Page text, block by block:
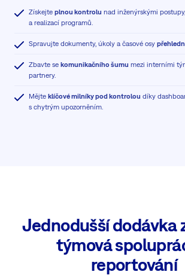
Získejte plnou kontrolu nad inženýrskými
a realizací programů.
Spravujte dokumenty, úkoly a časové osy
Zbavte se komunikačního šumu mezi interními
partnery.
Mějte klíčové milníky pod kontrolou díky
s chytrým upozorněním.
Jednodušší dodávka
týmová
reportování